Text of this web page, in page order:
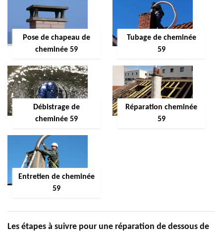
Pose de chapeau de
cheminée 59
Tubage de cheminée
59
Débistrage de
cheminée 59
Réparation cheminée
59
Entretien de cheminée
59
Les étapes à suivre pour une réparation de dessous de